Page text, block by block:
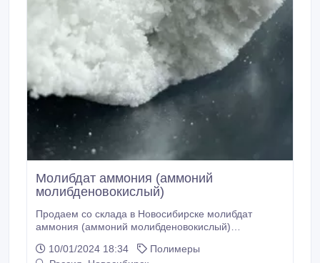
Молибдат аммония (аммоний
молибденовокислый)
Продаем со склада в Новосибирске молибдат
аммония (аммоний молибденовокислый)
Фасовка: мешки по 25 кг. Аммоний
10/01/2024 18:34
Полимеры